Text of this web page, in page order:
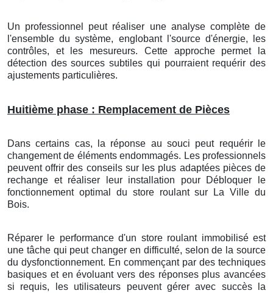
Un professionnel peut réaliser une analyse complète de
l'ensemble du système, englobant l'source d'énergie, les
contrôles, et les mesureurs. Cette approche permet la
détection des sources subtiles qui pourraient requérir des
ajustements particulières.
Huitième phase : Remplacement de Pièces
Dans certains cas, la réponse au souci peut requérir le
changement de éléments endommagés. Les professionnels
peuvent offrir des conseils sur les plus adaptées pièces de
rechange et réaliser leur installation pour Débloquer le
fonctionnement optimal du store roulantsur La Ville du
Bois.
Réparer le performance d'un store roulant immobilisé est
une tâche qui peut changer en difficulté, selon de la source
du dysfonctionnement. En commençant par des techniques
basiques et en évoluant vers des réponses plus avancées
si requis, les utilisateurs peuvent gérer avec succès la